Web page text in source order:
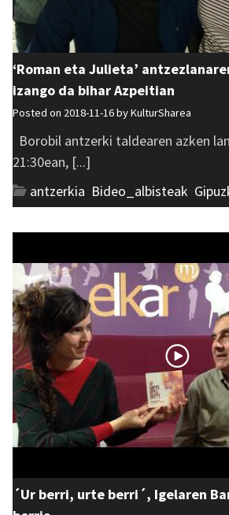
‘Roman eta Julieta’
izango da bihar Azpeitian
Posted on 2018-11-16 byKulturSharea
Borobil antzerki taldearen azken
21:30ean, [...]
antzerkia Bideo_albisteak
´Ur berri, urte berri´, Igelaren